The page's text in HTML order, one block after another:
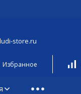
store.ru
Избранное